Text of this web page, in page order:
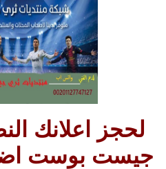
لحجز اعلانك
جيست بوست